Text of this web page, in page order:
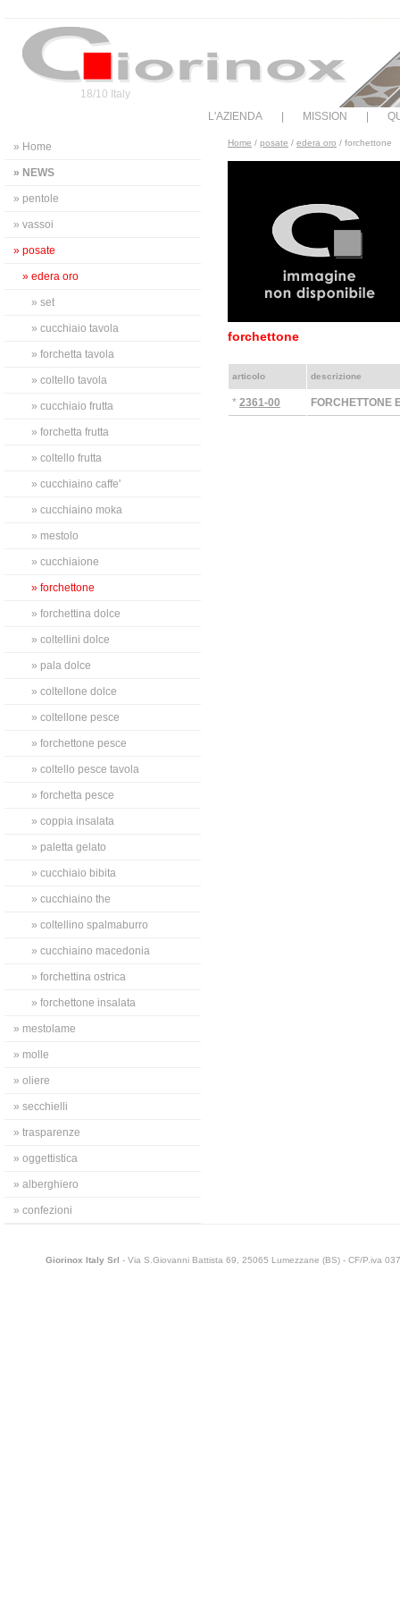
18/10 Italy
L'AZIENDA
MISSION
» Home
» NEWS
» pentole
» vassoi
» posate
» edera oro
» set
» cucchiaio tavola
» forchetta tavola
» coltello tavola
» cucchiaio frutta
» forchetta frutta
» coltello frutta
» cucchiaino caffe'
» cucchiaino moka
» mestolo
» cucchiaione
» forchettone
» forchettina dolce
» coltellini dolce
» pala dolce
» coltellone dolce
» coltellone pesce
» forchettone pesce
» coltello pesce tavola
» forchetta pesce
» coppia insalata
» paletta gelato
» cucchiaio bibita
» cucchiaino the
» coltellino spalmaburro
» cucchiaino macedonia
» forchettina ostrica
» forchettone insalata
» mestolame
» molle
» oliere
» secchielli
» trasparenze
» oggettistica
» alberghiero
» confezioni
Home / posate / edera oro / forchettone
forchettone
articolo descrizione
* 2361-00 FORCHETTONE
Giorinox Italy Srl - Via S.Giovanni Battista 69, 25065 Lumezzane (BS) - CF/P.iva